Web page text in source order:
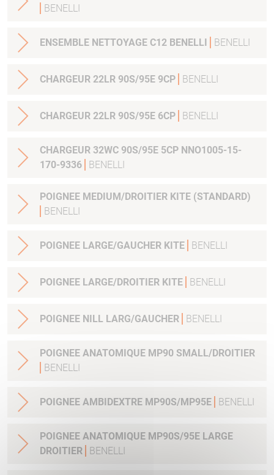
BENELLI
ENSEMBLE NETTOYAGE C12 BENELLI BENELLI
CHARGEUR 22LR 90S/95E 9CP BENELLI
CHARGEUR 22LR 90S/95E 6CP BENELLI
CHARGEUR 32WC 90S/95E 5CP NNO1005-15-
170-9336
BENELLI
POIGNEE MEDIUM/DROITIER KITE (STANDARD)
BENELLI
POIGNEE LARGE/GAUCHER KITE BENELLI
POIGNEE LARGE/DROITIER KITE BENELLI
POIGNEE NILL LARG/GAUCHER BENELLI
POIGNEE ANATOMIQUE MP90 SMALL/DROITIER
BENELLI
POIGNEE AMBIDEXTRE MP90S/MP95E BENELLI
POIGNEE ANATOMIQUE MP90S/95E LARGE
DROITIER
BENELLI